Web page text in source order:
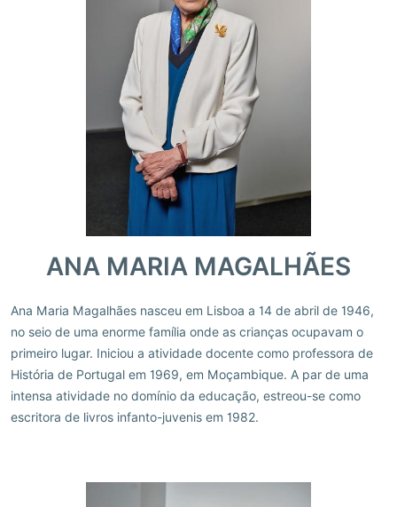
ANA MARIA MAGALHÃES
Ana Maria Magalhães nasceu em Lisboa a 14 de abril de 1946,
no seio de uma enorme família onde as crianças ocupavam o
primeiro lugar. Iniciou a atividade docente como professora de
História de Portugal em 1969, em Moçambique. A par de uma
intensa atividade no domínio da educação, estreou-se como
escritora de livros infanto-juvenis em 1982.